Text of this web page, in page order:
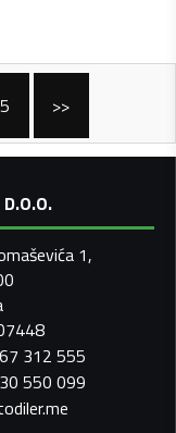
5 >>
1,
312 555
550 099